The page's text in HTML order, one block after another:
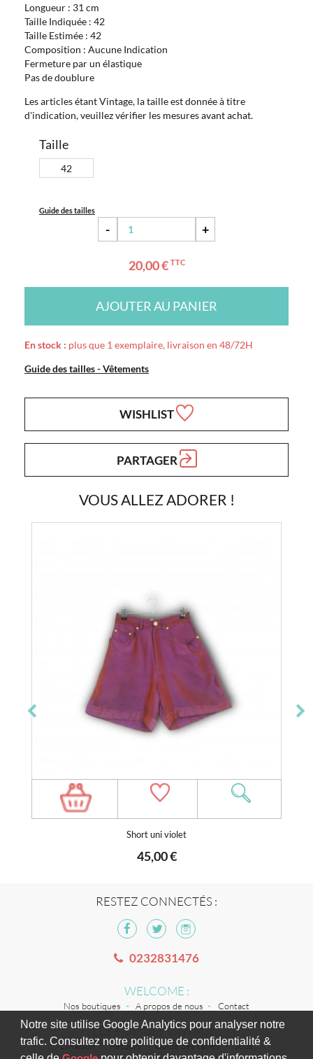
Notre site utilise Google Analytics pour analyser notre
trafic. Consultez notre politique de confidentialité &
Longueur : 31 cm
Taille Indiquée : 42
Taille Estimée : 42
Composition : Aucune Indication
Fermeture par un élastique
Pas de doublure
Les articles étant Vintage, la taille est donnée à titre
d'indication, veuillez vérifier les mesures avant achat.
Taille
42
Guide des tailles
- +
20,00 € TTC
AJOUTER AU PANIER
En stock : plus que 1 exemplaire, livraison en 48/72H
Guide des tailles - Vêtements
WISHLIST
PARTAGER
VOUS ALLEZ ADORER !
Short uni violet
45,00 €
RESTEZ CONNECTÉS :
0232831476
WELCOME :
Nos boutiques A propos de nous Contact
LES + DE TILT VINTAGE :
Livraison Retours Guide des tailles Jobs